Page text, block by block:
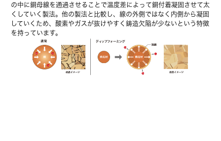
の中に銅母線を通過させることで温度差によって銅付着凝固させて太
くしていく製法。他の製法と比較し、線の外側ではなく内側から凝固
していくため、酸素やガスが抜けやすく鋳造欠陥が少ないという特徴
を持っています。